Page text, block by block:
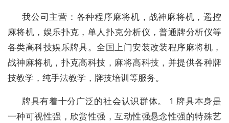
我公司主营：各种程序麻将机，战神麻将机，遥控
麻将机，娱乐扑克，单人扑克分析仪，普通牌分析仪等
各类高科技娱乐牌具。全国上门安装改装程序麻将机，
战神麻将机，扑克高科技，麻将高科技，并提供各种牌
技教学，纯手法教学，牌技培训等服务。
牌具有着十分广泛的社会认识群体。 1 牌具本身是
一种可视性强，欣赏性强，互动性强悬念性强的特殊艺